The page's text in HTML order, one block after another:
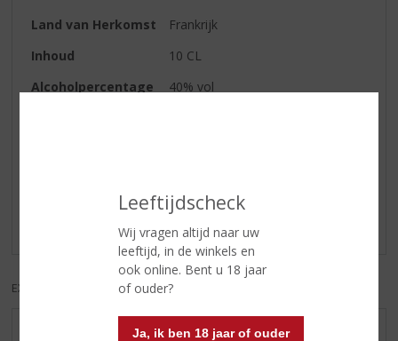
Leeftijdscheck
Wij vragen altijd naar uw
leeftijd, in de winkels en
ook online. Bent u 18 jaar
of ouder?
Ja, ik ben 18 jaar of ouder
Land van Herkomst
Frankrijk
Inhoud
10 CL
Alcoholpercentage
40% vol
Schrijf een review
Er zijn nog geen reviews geplaatst voor dit product
EXCL. BTW INCL. BTW